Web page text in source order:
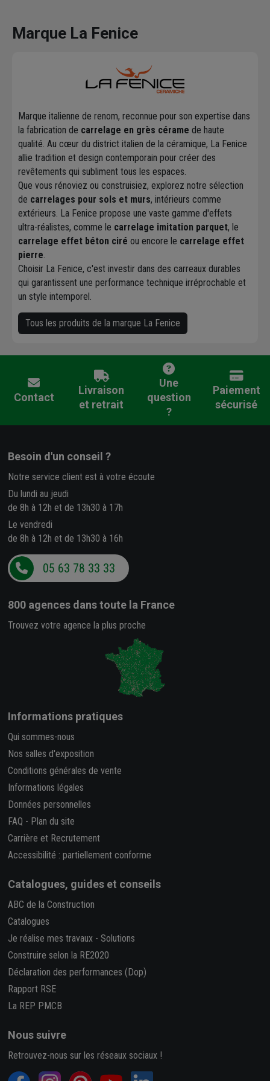
Marque La Fenice
Marque italienne de renom, reconnue pour son expertise dans
la fabrication de carrelage en grès cérame de haute
qualité. Au cœur du district italien de la céramique, La Fenice
allie tradition et design contemporain pour créer des
revêtements qui subliment tous les espaces.
Que vous rénoviez ou construisiez, explorez notre sélection
de carrelages pour sols et murs, intérieurs comme
extérieurs. La Fenice propose une vaste gamme d'effets
ultra-réalistes, comme le carrelage imitation parquet, le
carrelage effet béton ciré ou encore le carrelage effet
pierre.
Choisir La Fenice, c'est investir dans des carreaux durables
qui garantissent une performance technique irréprochable et
un style intemporel.
Tous les produits de la marque La Fenice
Contact
Livraison
et retrait
Une
question
?
Paiement
sécurisé
Besoin d'un conseil ?
Notre service client est à votre écoute
Du lundi au jeudi
de 8h à 12h et de 13h30 à 17h
Le vendredi
de 8h à 12h et de 13h30 à 16h
05 63 78 33 33
800 agences dans toute la France
Trouvez votre agence la plus proche
Informations pratiques
Qui sommes-nous
Nos salles d'exposition
Conditions générales de vente
Informations légales
Données personnelles
FAQ - Plan du site
Carrière et Recrutement
Accessibilité : partiellement conforme
Catalogues, guides et conseils
ABC de la Construction
Catalogues
Je réalise mes travaux - Solutions
Construire selon la RE2020
Déclaration des performances (Dop)
Rapport RSE
La REP PMCB
Nous suivre
Retrouvez-nous sur les réseaux sociaux !